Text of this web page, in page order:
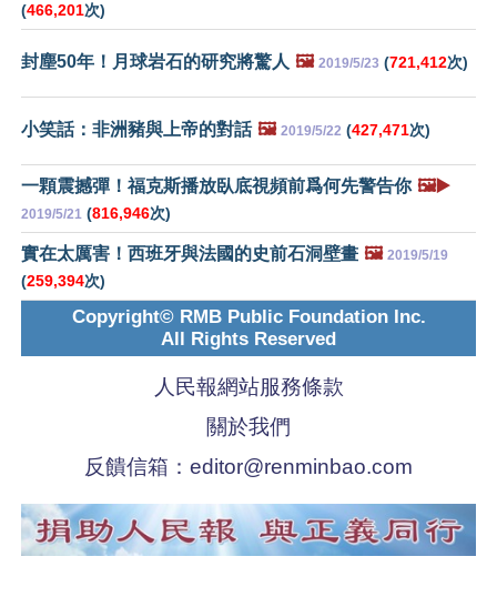
(466,201次)
封塵50年！月球岩石的研究將驚人 🖼️ 2019/5/23 (721,412次)
小笑話：非洲豬與上帝的對話 🖼️ 2019/5/22 (427,471次)
一顆震撼彈！福克斯播放臥底視頻前爲何先警告你 🖼️▶️
2019/5/21 (816,946次)
實在太厲害！西班牙與法國的史前石洞壁畫 🖼️ 2019/5/19
(259,394次)
Copyright© RMB Public Foundation Inc.
All Rights Reserved
人民報網站服務條款
關於我們
反饋信箱： editor@renminbao.com